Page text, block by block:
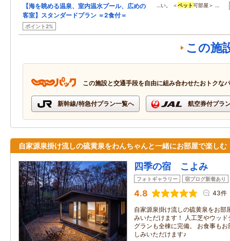
【海を眺める温泉、室内温水プール、広めの
客室】スタンダードプラン ＝2食付＝
ポイント2%
…い。 ＜ペット可部屋＞ …
この施
この施設と交通手段を自由に組み合わせたおトクな
新幹線/特急付プラン一覧へ 航空券付プラ
自家源泉掛け流しの硫黄泉をわんちゃんと一緒にお部屋で楽しむ
四季の宿 こよみ
フォトギャラリー 宿ブログ新着あり
4.8 43件
自家源泉掛け流しの硫黄泉をお部
みいただけます！ 人工芝やウッ
グランも全棟に完備。 お食事もお
しみいただけます♪